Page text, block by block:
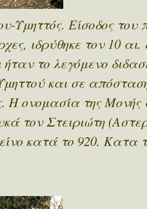
Υμηττός. Είσοδος
ιδρύθηκε τον 10
ήταν το λεγόμενο
και σε
Η ονομασία της Μονής
τον Στειριώτη
κατά το 920. Κατα